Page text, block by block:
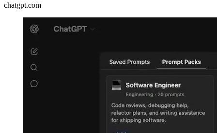
chatgpt.com